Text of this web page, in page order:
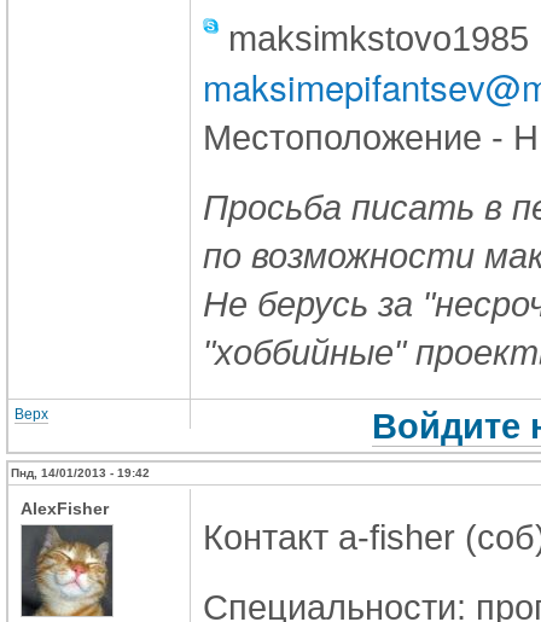
maksimkstovo1985
Местоположение -
Просьба писать в
по возможности
Не берусь за
"хоббийные"
Верх Войдите
Пнд, 14/01/2013 - 19:42
AlexFisher
Контакт a-fisher
Специальности: